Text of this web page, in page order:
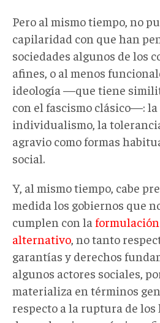
Pero al mismo tiempo, no
capilaridad con que han
sociedades algunos de los
afines, o al menos
ideología —que tiene
con el fascismo clásico—:
individualismo, la
agravio como formas
social.
Y, al mismo tiempo, cabe
medida los gobiernos que
cumplen con la
alternativo , no tanto
garantías y derechos
algunos actores sociales,
materializa en términos
respecto a la ruptura de los